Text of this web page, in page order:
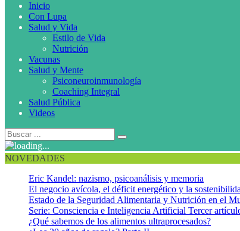
Inicio
Con Lupa
Salud y Vida
Estilo de Vida
Nutrición
Vacunas
Salud y Mente
Psiconeuroinmunología
Coaching Integral
Salud Pública
Videos
NOVEDADES
Eric Kandel: nazismo, psicoanálisis y memoria
El negocio avícola, el déficit energético y la
Estado de la Seguridad Alimentaria y Nutrición en el
Serie: Consciencia e Inteligencia Artificial Tercer
¿Qué sabemos de los alimentos ultraprocesados?